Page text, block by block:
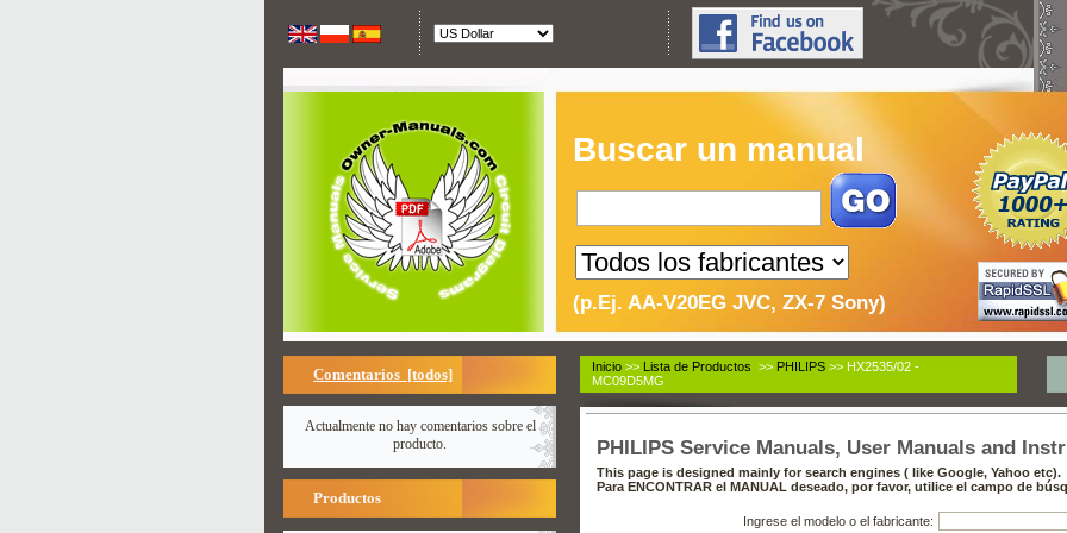
Buscar un manual
(p.Ej. AA-V20EG JVC, ZX-7 Sony)
Comentarios [todos]
Actualmente no hay comentarios sobre el
producto.
Productos
Inicio >> Lista de Productos >> PHILIPS >> HX2535/02 -
MC09D5MG
PHILIPS Service Manuals, User Manuals and
This page is designed mainly for search engines ( like Google, Yahoo etc).
Para ENCONTRAR el MANUAL deseado, por favor, utilice el campo de
Ingrese el modelo o el fabricante: